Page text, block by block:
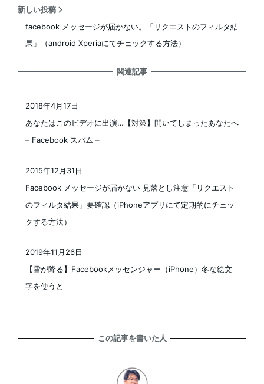
新しい投稿
facebook メッセージが届かない。「リクエストのフィルタ結
果」（android Xperiaにてチェックする方法）
関連記事
あなたはこのビデオに出演…【対策】開いてしまったあなたへ
– Facebook スパム –
2018年4月17日
Facebook メッセージが届かない 見落とし注意「リクエスト
のフィルタ結果」要確認（iPhoneアプリにて定期的にチェッ
クする方法）
投稿日
2015年12月31日
【雪が降る】Facebookメッセンジャー（iPhone）冬な絵文
字を使うと
2019年11月26日
この記事を書いた人